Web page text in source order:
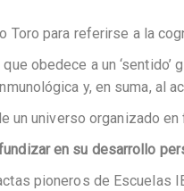
Toro para referirse a la
obedece a un
y, en suma, al
un universo organizado en
en su desarrollo
pioneros de